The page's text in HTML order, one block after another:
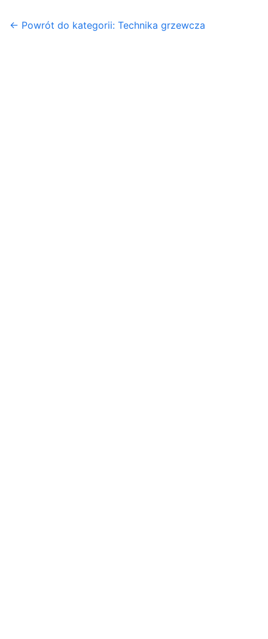
← Powrót do kategorii: Technika grzewcza